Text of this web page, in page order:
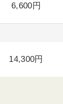
6,600円
14,300円